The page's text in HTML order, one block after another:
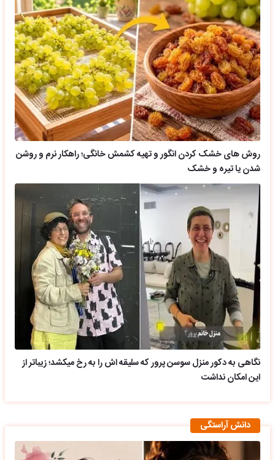
روش های خشک کردن انگور و تهیه کشمش خانگی؛ راهکار نرم و روشن
شدن یا تیره و خشک
نگاهی به دکور منزل سوسن پرور که سلیقه اش را به رخ میکشد؛ زیباتر از
این امکان نداشت
دانش آراستگی